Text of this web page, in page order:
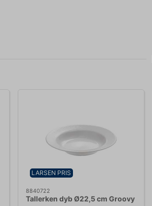
LARSEN PRIS
8840722
Tallerken dyb Ø22,5 cm Groovy